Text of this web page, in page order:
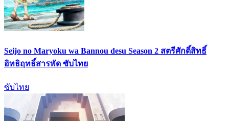
Seijo no Maryoku wa Bannou desu Season 2 สตรีศักดิ์สิทธิ์
อิทธิฤทธิ์สารพัด ซับไทย
ซับไทย